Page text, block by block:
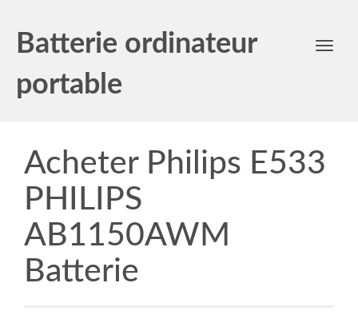
Batterie ordinateur
portable
Toggle
Acheter Philips E533
PHILIPS
AB1150AWM
Batterie